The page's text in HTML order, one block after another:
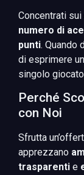
Concentrati
numero di
punti. Quando
di esprimere
singolo
Perché
con Noi
Sfrutta
apprezzano
trasparenti e